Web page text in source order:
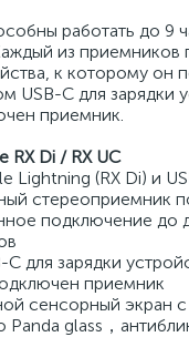
работать до 9
из приемников
к которому он
USB-C для зарядки
приемник.
RX Di / RX UC
Lightning (RX Di) и
стереоприемник
подключение до
для зарядки
приемник
сенсорный экран
Panda glass，